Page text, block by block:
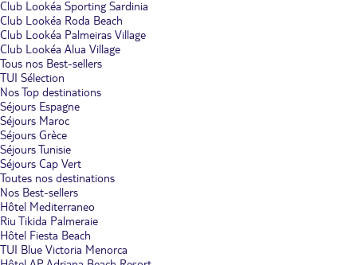
Club Lookéa Sporting Sardinia
Club Lookéa Roda Beach
Club Lookéa Palmeiras Village
Club Lookéa Alua Village
Tous nos Best-sellers
TUI Sélection
Nos Top destinations
Séjours Espagne
Séjours Maroc
Séjours Grèce
Séjours Tunisie
Séjours Cap Vert
Toutes nos destinations
Nos Best-sellers
Hôtel Mediterraneo
Riu Tikida Palmeraie
Hôtel Fiesta Beach
TUI Blue Victoria Menorca